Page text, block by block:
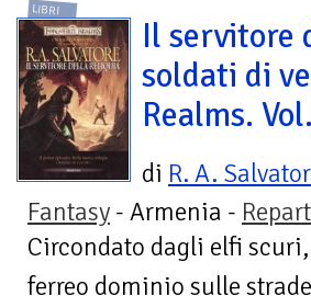
LIBRI
Il servitore
soldati di
Realms.
di R. A.
Fantasy - Armenia -
Circondato dagli elfi
ferreo dominio sulle